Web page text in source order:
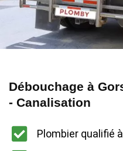
Débouchage à
- Canalisation
Plombier qualifié